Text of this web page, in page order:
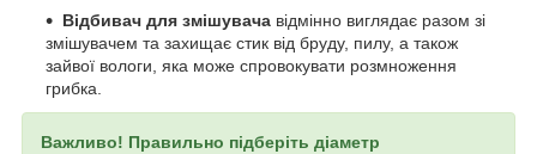
Відбивач для змішувача відмінно виглядає разом зі
змішувачем та захищає стик від бруду, пилу, а також
зайвої вологи, яка може спровокувати розмноження
грибка.
Важливо! Правильно підберіть діаметр